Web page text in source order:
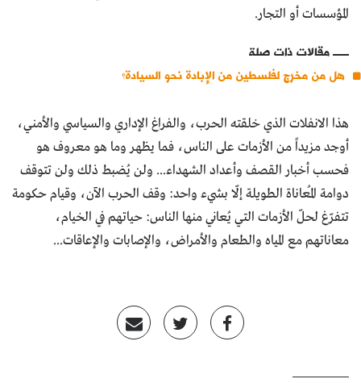
المؤسسات أو التجار.
مقالات ذات صلة
هل من مخرج لفلسطين من الإبادة نحو السيادة؟
هذا الانفلات الذي خلقته الحرب، والفراغ الإداري والسياسي والأمني،
أوجد مزيداً من الأزمات على الناس، فما يظهر وما هو معروف هو
فحسب أخبار القصف وأعداد الشهداء... ولن يُضبط ذلك ولن تتوقف
دوامة المُعاناة الطويلة إلّا بشيء واحد: وقف الحرب الآن، وقيام حكومة
تتفرّغ لحلّ الأزمات التي يُعاني منها الناس: حياتهم في الخيام،
معاناتهم مع المياه والطعام والأمراض، والإصابات والإعاقات...